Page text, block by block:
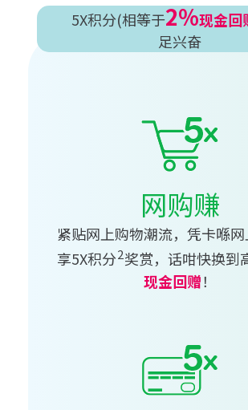
5X积分(相等于2%现金回
足兴奋
网购赚
紧贴网上购物潮流，凭卡喺
享5X积分2奖赏，话咁快换到
现金回赠！